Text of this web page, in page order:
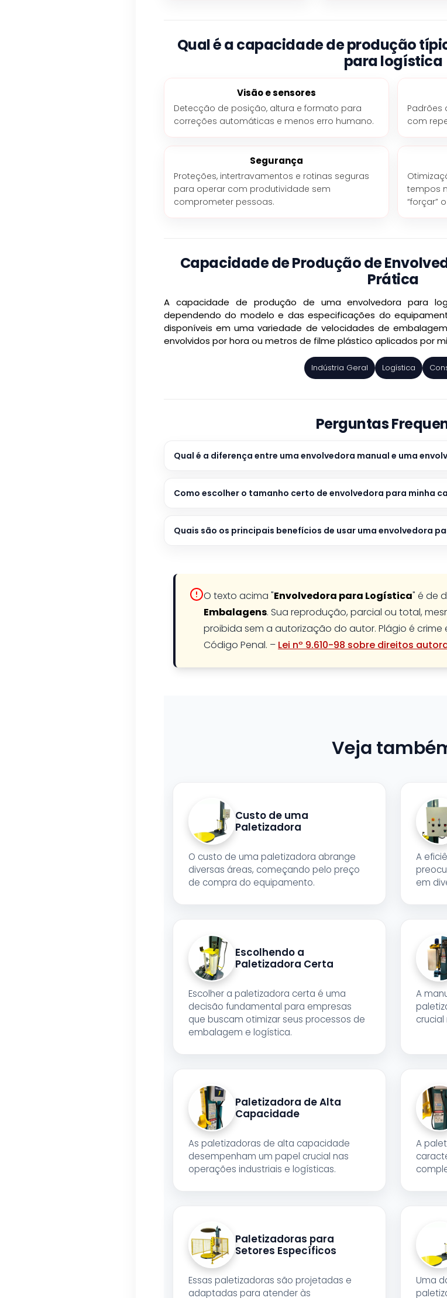
Qual é a capacidade de produção
para logística
Visão e sensores
Detecção de posição, altura e formato para
correções automáticas e menos erro humano.
Padrões
com
Segurança
Proteções, intertravamentos e rotinas seguras
para operar com produtividade sem
comprometer pessoas.
tempos
“forçar”
Capacidade de Produção de
Prática
A capacidade de produção de uma envolvedora para
dependendo do modelo e das especificações do
disponíveis em uma variedade de velocidades de
envolvidos por hora ou metros de filme plástico aplicados por
Indústria Geral Logística
Perguntas
Qual é a diferença entre uma envolvedora manual e uma
Como escolher o tamanho certo de envolvedora para minha
Quais são os principais benefícios de usar uma envolvedora
O texto acima "Envolvedora para Logística" é de
Embalagens. Sua reprodução, parcial ou total,
proibida sem a autorização do autor. Plágio é crime
Código Penal. – Lei nº 9.610-98 sobre direitos
Veja
Custo de uma
Paletizadora
O custo de uma paletizadora abrange
diversas áreas, começando pelo preço
de compra do equipamento.
A
em
Escolhendo a
Paletizadora Certa
Escolher a paletizadora certa é uma
decisão fundamental para empresas
que buscam otimizar seus processos de
embalagem e logística.
A
Paletizadora de Alta
Capacidade
As paletizadoras de alta capacidade
desempenham um papel crucial nas
operações industriais e logísticas.
A
Paletizadoras para
Setores Específicos
Essas paletizadoras são projetadas e
adaptadas para atender às
Uma